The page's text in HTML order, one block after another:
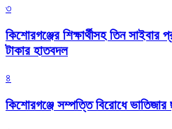
৩
কিশোরগঞ্জের শিক্ষার্থীসহ তিন
টাকার হাতবদল
৪
কিশোরগঞ্জে সম্পত্তি বিরোধে ভাতিজার